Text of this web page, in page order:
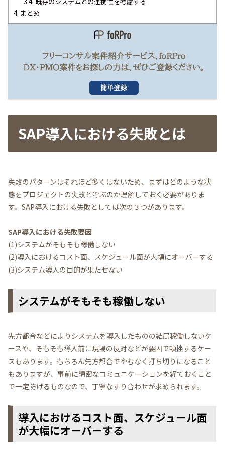
4. まとめ
SAP導入における失敗とは
失敗のパターンはそれほど多くはないため、まずはどのような状
態をプロジェクトの失敗と呼ぶのか理解しておく必要がありま
す。SAP導入における失敗としては次の３つがあります。
SAP導入における失敗要因
(1)システムがそもそも稼働しない
(2)導入におけるコスト面、スケジュール面が大幅にオーバーする
(3)システム導入の目的が果たせない
システムがそもそも稼働しない
先方都合などによりシステムを導入したものの結局稼働しないケ
ースや、そもそも導入前に現場の反対などが要因で頓挫するケー
スもあります。もちろん先方都合でやむなく打ち切りになること
もありますが、事前に綿密なコミュニケーションを経ておくこと
で一定防げるものなので、丁寧なすり合わせが求められます。
導入におけるコスト面、スケジュール面
が大幅にオーバーする